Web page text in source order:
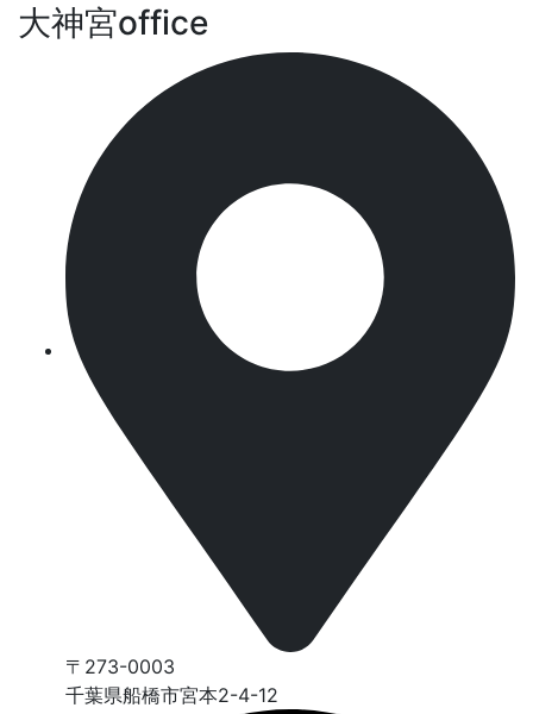
大神宮office
〒273-0003
千葉県船橋市宮本2-4-12